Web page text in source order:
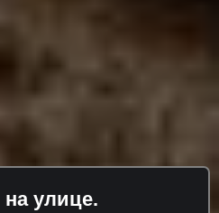
улице.